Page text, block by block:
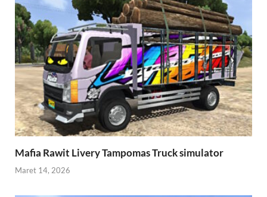
Mafia Rawit Livery Tampomas Truck simulator
Maret 14, 2026